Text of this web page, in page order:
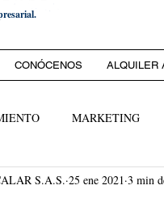
CONÓCENOS ALQUILER
MARKETING
S.A.S. 25 ene 2021 3 min